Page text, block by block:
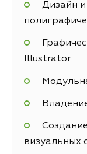
Дизайн и
Illustrator
визуальных